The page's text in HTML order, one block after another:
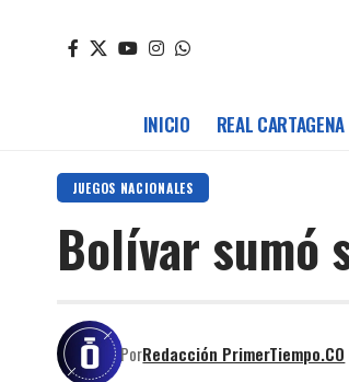
INICIO REAL CARTAGENA
JUEGOS NACIONALES
Bolívar sumó
PorRedacción PrimerTiempo.CO